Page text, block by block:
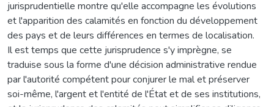
jurisprudentielle montre qu'elle accompagne les évolutions
et l'apparition des calamités en fonction du développement
des pays et de leurs différences en termes de localisation.
Il est temps que cette jurisprudence s'y imprègne, se
traduise sous la forme d'une décision administrative rendue
par l'autorité compétent pour conjurer le mal et préserver
soi-même, l'argent et l'entité de l'État et de ses institutions,